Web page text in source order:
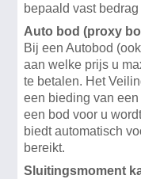
bepaald vast bedrag
Auto bod (proxy
Bij een Autobod
aan welke prijs u
te betalen. Het
een bieding van
een bod voor u
biedt automatisch
bereikt.
Sluitingsmoment